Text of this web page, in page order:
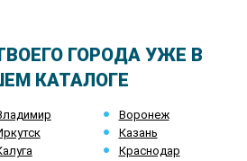
ГОРОДА УЖЕ В
КАТАЛОГЕ
Воронеж
Казань
Краснодар